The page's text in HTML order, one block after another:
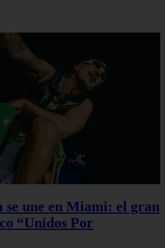
se une en Miami: el gran
“Unidos Por